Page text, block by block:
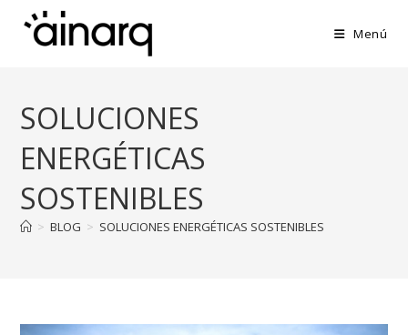
Menú
SOLUCIONES
ENERGÉTICAS
SOSTENIBLES
> BLOG > SOLUCIONES ENERGÉTICAS SOSTENIBLES